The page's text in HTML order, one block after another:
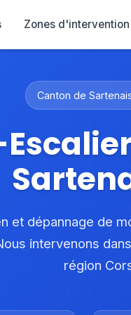
Zones d'intervention
Canton de
Canton de
et dépannage de
intervenons
région